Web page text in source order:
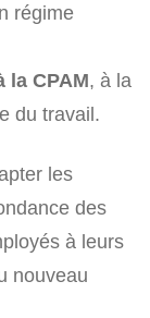
régime
la CPAM, à la
du travail.
les
des
à leurs
nouveau